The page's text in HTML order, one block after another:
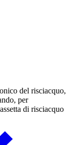
del risciacquo,
per
di risciacquo